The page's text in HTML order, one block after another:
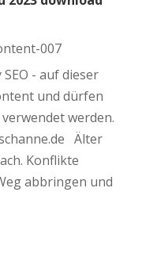
007
- auf dieser
und dürfen
werden.
Älter
Konflikte
abbringen und